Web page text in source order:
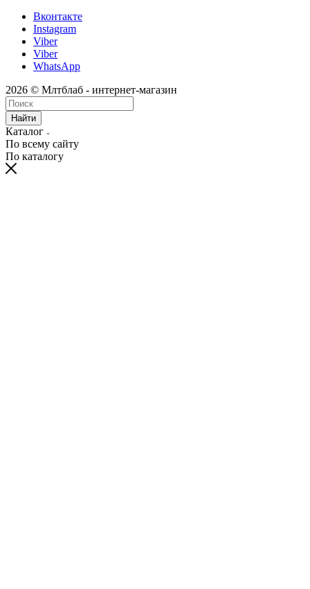
Вконтакте
Instagram
Viber
Viber
WhatsApp
2026 © Млтблаб - интернет-магазин
Найти
Каталог
По всему сайту
По каталогу